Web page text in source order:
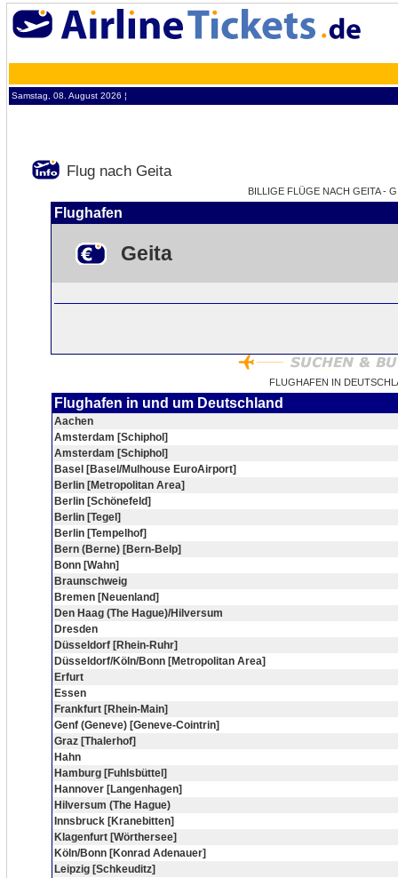
Samstag, 08. August 2026 ¦
Flug nach Geita
BILLIGE FLÜGE NACH GEITA -
Flughafen
Geita
FLUGHAFEN IN
Flughafen in und um Deutschland
Aachen
Amsterdam [Schiphol]
Amsterdam [Schiphol]
Basel [Basel/Mulhouse EuroAirport]
Berlin [Metropolitan Area]
Berlin [Schönefeld]
Berlin [Tegel]
Berlin [Tempelhof]
Bern (Berne) [Bern-Belp]
Bonn [Wahn]
Braunschweig
Bremen [Neuenland]
Den Haag (The Hague)/Hilversum
Dresden
Düsseldorf [Rhein-Ruhr]
Düsseldorf/Köln/Bonn [Metropolitan Area]
Erfurt
Essen
Frankfurt [Rhein-Main]
Genf (Geneve) [Geneve-Cointrin]
Graz [Thalerhof]
Hahn
Hamburg [Fuhlsbüttel]
Hannover [Langenhagen]
Hilversum (The Hague)
Innsbruck [Kranebitten]
Klagenfurt [Wörthersee]
Köln/Bonn [Konrad Adenauer]
Leipzig [Schkeuditz]